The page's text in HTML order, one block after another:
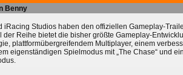
Benny
iRacing Studios haben den offiziellen Gameplay-
der Reihe bietet die bisher größte Gameplay-
plattformübergreifendem Multiplayer, einem
eigenständigen Spielmodus mit „The Chase“ und